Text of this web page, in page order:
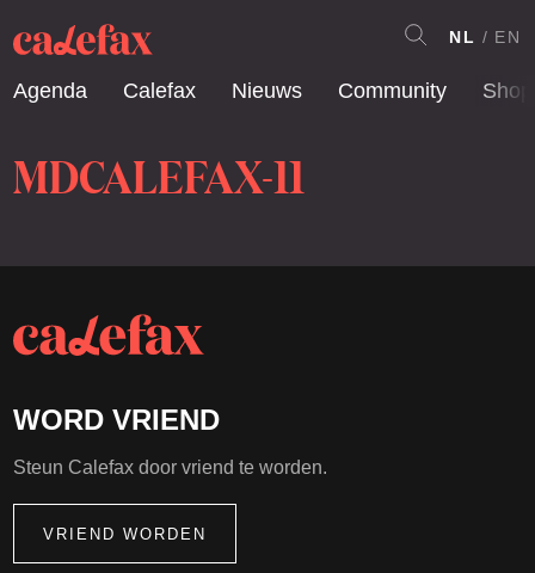
Agenda Calefax Nieuws Community Shop
NL EN
MDCALEFAX-11
WORD VRIEND
Steun Calefax door vriend te worden.
VRIEND WORDEN